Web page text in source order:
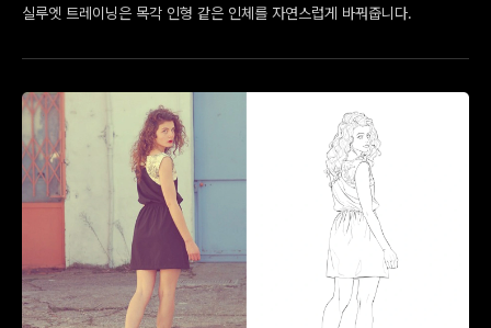
실루엣 트레이닝은 목각 인형 같은 인체를 자연스럽게 바꿔줍니다.